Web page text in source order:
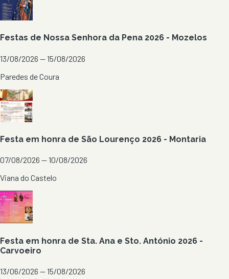
Festas de Nossa Senhora da Pena 2026 - Mozelos
13/08/2026 — 15/08/2026
Paredes de Coura
Festa em honra de São Lourenço 2026 - Montaria
07/08/2026 — 10/08/2026
Viana do Castelo
Festa em honra de Sta. Ana e Sto. António 2026 -
Carvoeiro
13/06/2026 — 15/08/2026